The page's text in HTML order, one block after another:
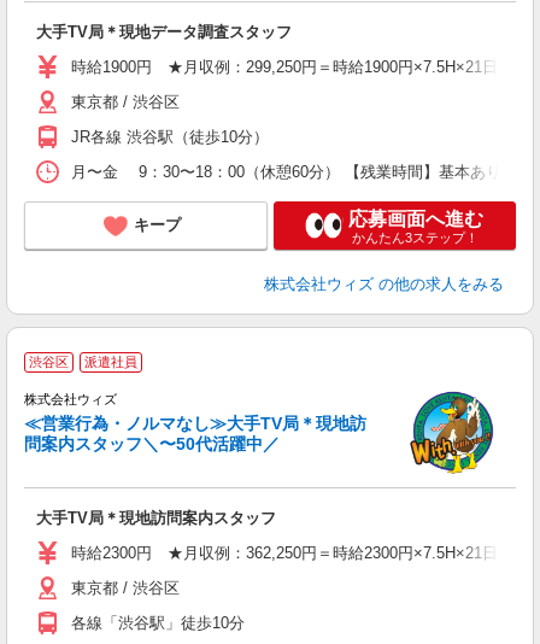
大手TV局＊現地データ調査スタッフ
時給1900円 ★月収例：299,250円＝時給1900円×7.5H×21日
東京都 / 渋谷区
JR各線 渋谷駅（徒歩10分）
月〜金 9：30〜18：00（休憩60分） 【残業時間】基本ありませ
キープ 応募画面へ進む
かんたん3ステップ！
株式会社ウィズ の他の求人をみる
渋谷区 派遣社員
株式会社ウィズ
≪営業行為・ノルマなし≫大手TV局＊現地訪
問案内スタッフ＼〜50代活躍中／
大手TV局＊現地訪問案内スタッフ
時給2300円 ★月収例：362,250円＝時給2300円×7.5H×21日
東京都 / 渋谷区
各線「渋谷駅」徒歩10分